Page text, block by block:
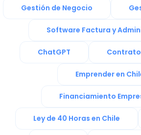
Gestión de Negocio
Software Factura y
ChatGPT
Emprender en
Financiamiento
Ley de 40 Horas en Chile